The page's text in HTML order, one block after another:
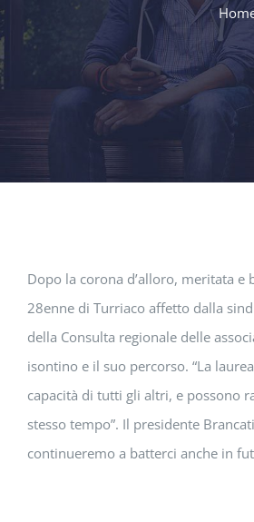
Dopo la corona d’alloro, meritata
28enne di Turriaco affetto dalla
della Consulta regionale delle
isontino e il suo percorso. “La
capacità di tutti gli altri, e possono
stesso tempo”. Il presidente
continueremo a batterci anche in